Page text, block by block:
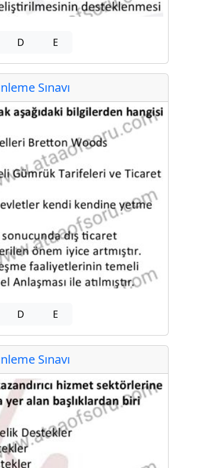
D E
Sınavı
D E
Sınavı